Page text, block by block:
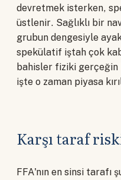
devretmek isterken,
üstlenir. Sağlıklı bir
grubun dengesiyle
spekülatif iştah çok
bahisler fiziki gerçeğin
işte o zaman piyasa
Karşı taraf
FFA'nın en sinsi tarafı